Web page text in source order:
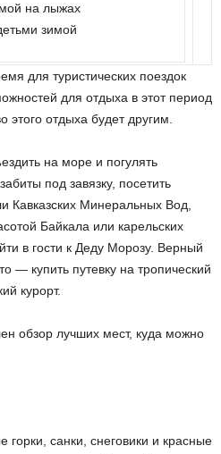
на лыжах
зимой
для туристических поездок
для отдыха в этот период
отдыха будет другим.
на море и погулять
под завязку, посетить
Кавказских Минеральных Вод,
Байкала или карельских
в гости к Деду Морозу. Верный
— купить путевку на тропический
курорт.
обзор лучших мест, куда можно
санки, снеговики и красные